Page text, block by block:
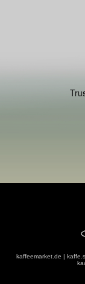
kaffeemarket.de |